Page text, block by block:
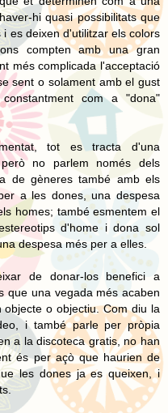
hi quasi possibilitats que
es deixen d'utilitzar els colors
compten amb una gran
més complicada l'acceptació
sent o solament amb el gust
com a "dona"
tot es tracta d'una
no parlem només dels
de gèneres també amb els
a les dones, una despesa
homes; també esmentem el
d'home i dona sol
despesa més per a elles.
de donar-los benefici a
que una vegada més acaben
o objectiu. Com diu la
i també parle per pròpia
a la discoteca gratis, no han
és per açò que haurien de
les dones ja es queixen, i